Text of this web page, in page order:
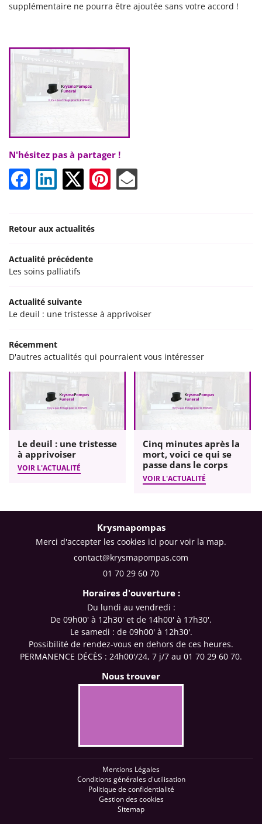
NÉCROLOGIQUE
CONTACT
supplémentaire ne pourra être ajoutée sans votre accord !
N'hésitez pas à partager !
Retour aux actualités
Actualité précédente
Les soins palliatifs
Actualité suivante
Le deuil : une tristesse à apprivoiser
Récemment
D'autres actualités qui pourraient vous intéresser
Le deuil : une tristesse
à apprivoiser
VOIR L'ACTUALITÉ
Cinq minutes après la
mort, voici ce qui se
passe dans le corps
VOIR L'ACTUALITÉ
Krysmapompas
Merci d'accepter les cookies ici pour voir la map.
01 70 29 60 70
Horaires d'ouverture :
Du lundi au vendredi :
De 09h00' à 12h30' et de 14h00' à 17h30'.
Le samedi : de 09h00' à 12h30'.
Possibilité de rendez-vous en dehors de ces heures.
PERMANENCE DÉCÈS : 24h00'/24, 7 j/7 au 01 70 29 60 70.
Nous trouver
Mentions Légales
Conditions générales d'utilisation
Politique de confidentialité
Gestion des cookies
Sitemap